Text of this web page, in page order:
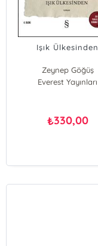
Işık Ülkesinden
Zeynep Göğüş
Everest Yayınları
₺330,00